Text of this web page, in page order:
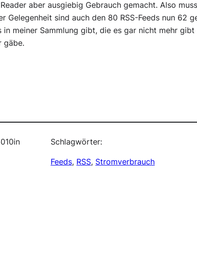
aber ausgiebig Gebrauch gemacht. Also
Gelegenheit sind auch den 80 RSS-Feeds nun 62
in meiner Sammlung gibt, die es gar nicht mehr
gäbe.
in Schlagwörter:
Feeds, RSS, Stromverbrauch